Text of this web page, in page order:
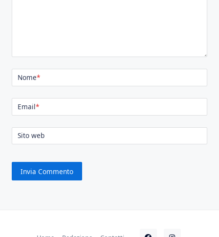
Nome*
Email*
Sito web